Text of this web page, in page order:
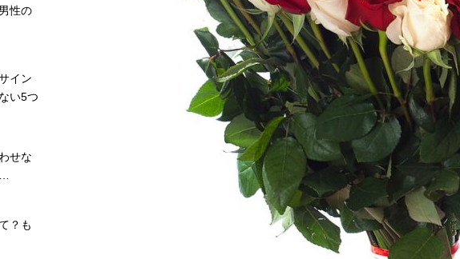
性の
イン
い5つ
せな
？も